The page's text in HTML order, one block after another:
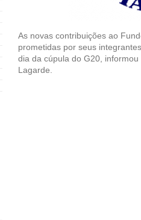
As novas contribuições ao
prometidas por seus
dia da cúpula do G20,
Lagarde.